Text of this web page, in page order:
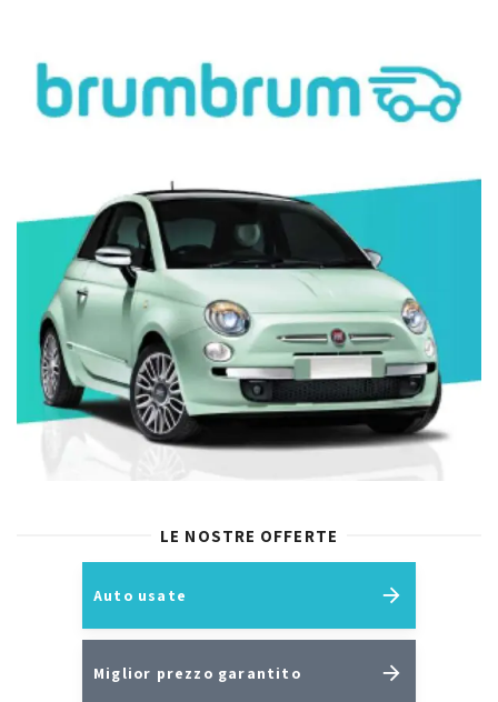
LE NOSTRE OFFERTE
Auto usate
Miglior prezzo garantito